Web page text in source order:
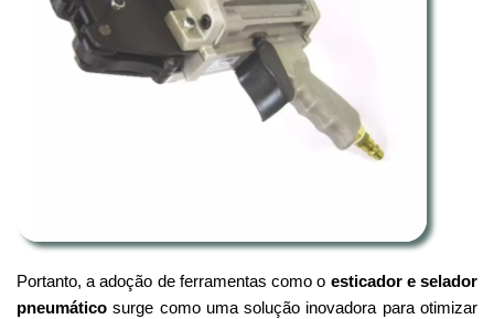
Portanto, a adoção de ferramentas como o esticador e selador
pneumático surge como uma solução inovadora para otimizar